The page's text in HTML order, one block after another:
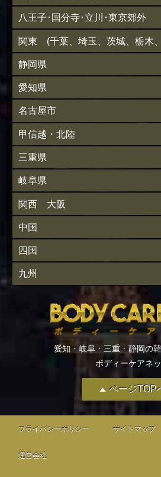
ページTOP
八王子･国分寺･立川･東京郊外
関東 (千葉、埼玉、茨城、栃木
静岡県
愛知県
名古屋市
甲信越・北陸
三重県
岐阜県
関西 大阪
中国
四国
九州
愛知・岐阜・三重・静岡の
ボディーケアネ
プライバシーポリシー サイトマップ
運営会社